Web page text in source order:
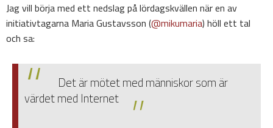
Jag vill börja med ett nedslag på lördagskvällen när en av
initiativtagarna Maria Gustavsson (@mikumaria) höll ett tal
och sa:
Det är mötet med människor som är
värdet med Internet